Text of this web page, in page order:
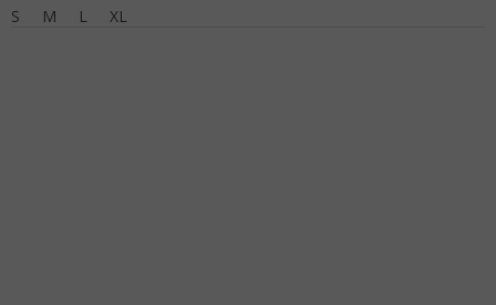
S
M L XL